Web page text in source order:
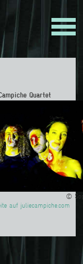
Quartet
©
auf juliecampiche.com